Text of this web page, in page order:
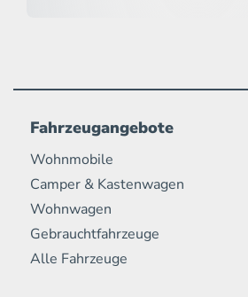
Fahrzeugangebote
Wohnmobile
Camper & Kastenwagen
Wohnwagen
Gebrauchtfahrzeuge
Alle Fahrzeuge